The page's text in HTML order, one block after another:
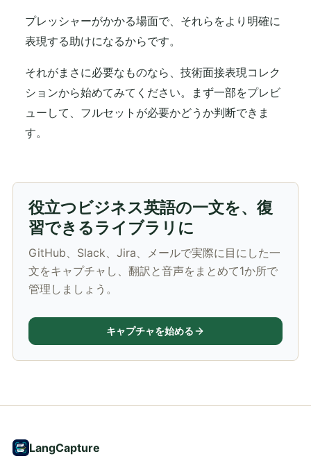
プレッシャーがかかる場面で、それらをより明確に
表現する助けになるからです。
それがまさに必要なものなら、技術面接表現コレク
ションから始めてみてください。まず一部をプレビ
ューして、フルセットが必要かどうか判断できま
す。
役立つビジネス英語の一文を、復
習できるライブラリに
GitHub、Slack、Jira、メールで実際に目にした一
文をキャプチャし、翻訳と音声をまとめて1か所で
管理しましょう。
キャプチャを始める
LangCapture